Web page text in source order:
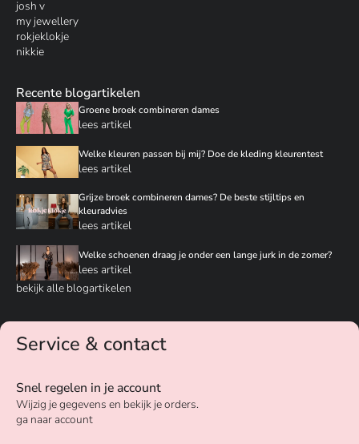
josh v
my jewellery
rokjeklokje
nikkie
Recente blogartikelen
Groene broek combineren dames
lees artikel
Welke kleuren passen bij mij? Doe de kleding kleurentest
lees artikel
Grijze broek combineren dames? De beste stijltips en
kleuradvies
lees artikel
Welke schoenen draag je onder een lange jurk in de zomer?
lees artikel
bekijk alle blogartikelen
Service & contact
Snel regelen in je account
Wijzig je gegevens en bekijk je orders.
ga naar account